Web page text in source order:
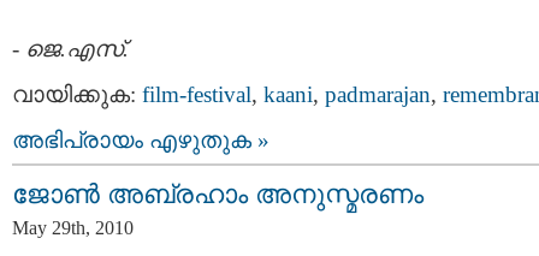
- ജെ.എസ്.
വായിക്കുക: film-festival, kaani, padmarajan,
അഭിപ്രായം എഴുതുക »
ജോണ്‍ അബ്രഹാം അനുസ്മരണം
May 29th, 2010